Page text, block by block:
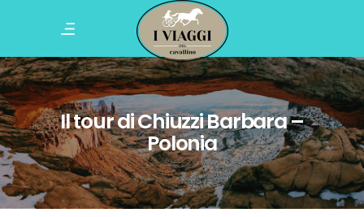
Il tour di Chiuzzi Barbara –
Polonia